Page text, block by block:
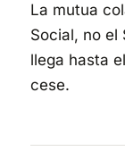
La mutua
Social, no el
llega hasta
cese.